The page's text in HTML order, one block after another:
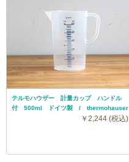
テルモハウザー 計量カップ ハンドル
付 500ml ドイツ製 / thermohauser
￥2,244 (税込)